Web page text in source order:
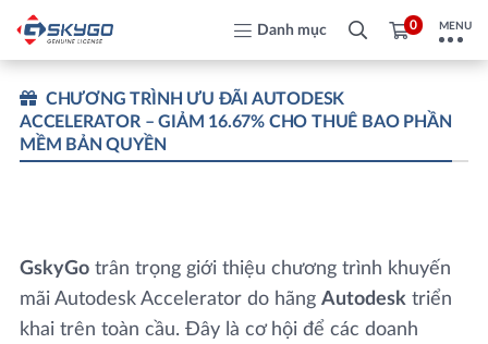
Danh mục 0 MENU
CHƯƠNG TRÌNH ƯU ĐÃI AUTODESK
ACCELERATOR – GIẢM 16.67% CHO THUÊ BAO PHẦN
MỀM BẢN QUYỀN
GskyGo trân trọng giới thiệu chương trình khuyến
mãi Autodesk Accelerator do hãng Autodesk triển
khai trên toàn cầu. Đây là cơ hội để các doanh